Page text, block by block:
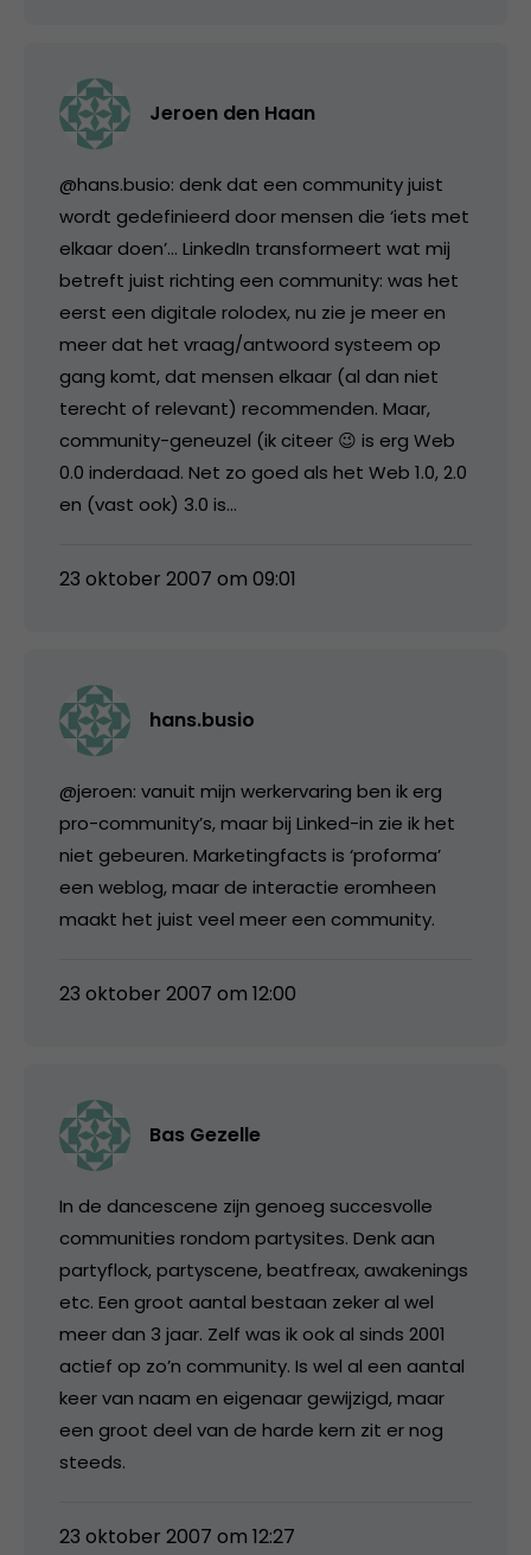
Jeroen den Haan
@hans.busio: denk dat een community juist
wordt gedefinieerd door mensen die ‘iets met
elkaar doen’… LinkedIn transformeert wat mij
betreft juist richting een community: was het
eerst een digitale rolodex, nu zie je meer en
meer dat het vraag/antwoord systeem op
gang komt, dat mensen elkaar (al dan niet
terecht of relevant) recommenden. Maar,
community-geneuzel (ik citeer 😉 is erg Web
0.0 inderdaad. Net zo goed als het Web 1.0, 2.0
en (vast ook) 3.0 is…
23 oktober 2007 om 09:01
hans.busio
@jeroen: vanuit mijn werkervaring ben ik erg
pro-community’s, maar bij Linked-in zie ik het
niet gebeuren. Marketingfacts is ‘proforma’
een weblog, maar de interactie eromheen
maakt het juist veel meer een community.
23 oktober 2007 om 12:00
Bas Gezelle
In de dancescene zijn genoeg succesvolle
communities rondom partysites. Denk aan
partyflock, partyscene, beatfreax, awakenings
etc. Een groot aantal bestaan zeker al wel
meer dan 3 jaar. Zelf was ik ook al sinds 2001
actief op zo’n community. Is wel al een aantal
keer van naam en eigenaar gewijzigd, maar
een groot deel van de harde kern zit er nog
steeds.
23 oktober 2007 om 12:27